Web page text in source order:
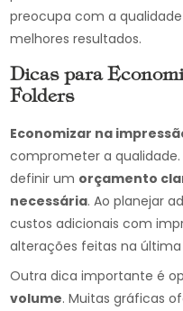
preocupa com a
melhores resultados.
Dicas para
Folders
Economizar na
comprometer a qualidade.
definir um orçamento
necessária. Ao planejar
custos adicionais com
alterações feitas na última
Outra dica importante é
volume. Muitas gráficas